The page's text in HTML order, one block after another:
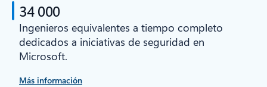
34 000
Ingenieros equivalentes a tiempo completo
dedicados a iniciativas de seguridad en
Microsoft.
Más información